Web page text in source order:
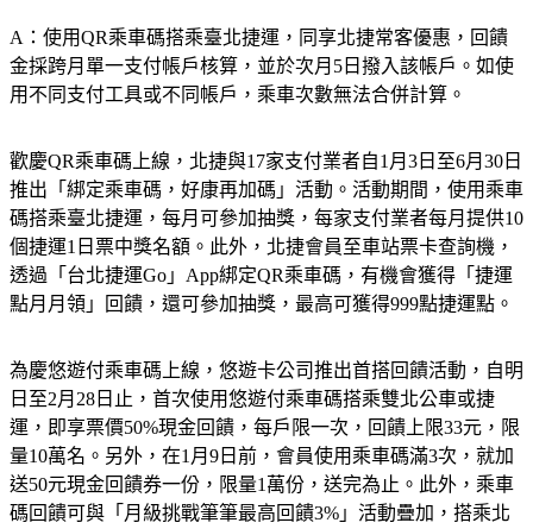
A：使用QR乘車碼搭乘臺北捷運，同享北捷常客優惠，回饋
金採跨月單一支付帳戶核算，並於次月5日撥入該帳戶。如使
用不同支付工具或不同帳戶，乘車次數無法合併計算。
歡慶QR乘車碼上線，北捷與17家支付業者自1月3日至6月30日
推出「綁定乘車碼，好康再加碼」活動。活動期間，使用乘車
碼搭乘臺北捷運，每月可參加抽獎，每家支付業者每月提供10
個捷運1日票中獎名額。此外，北捷會員至車站票卡查詢機，
透過「台北捷運Go」App綁定QR乘車碼，有機會獲得「捷運
點月月領」回饋，還可參加抽獎，最高可獲得999點捷運點。
為慶悠遊付乘車碼上線，悠遊卡公司推出首搭回饋活動，自明
日至2月28日止，首次使用悠遊付乘車碼搭乘雙北公車或捷
運，即享票價50%現金回饋，每戶限一次，回饋上限33元，限
量10萬名。另外，在1月9日前，會員使用乘車碼滿3次，就加
送50元現金回饋券一份，限量1萬份，送完為止。此外，乘車
碼回饋可與「月級挑戰筆筆最高回饋3%」活動疊加，搭乘北